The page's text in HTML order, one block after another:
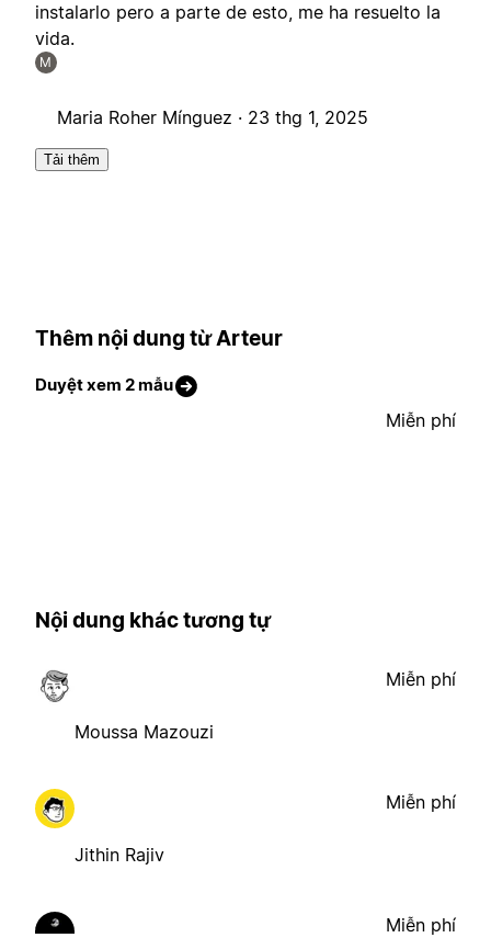
instalarlo pero a parte de esto, me ha resuelto la
vida.
M
Maria Roher Mínguez · 23 thg 1, 2025
Tải thêm
Thêm nội dung từ Arteur
Duyệt xem 2 mẫu
Miễn phí
Nội dung khác tương tự
Moussa Mazouzi
Miễn phí
Jithin Rajiv
Miễn phí
Miễn phí